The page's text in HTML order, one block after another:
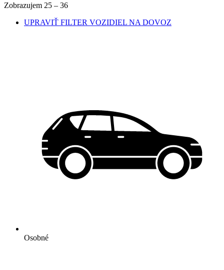
Zobrazujem 25 – 36
UPRAVIŤ FILTER VOZIDIEL NA DOVOZ
Osobné